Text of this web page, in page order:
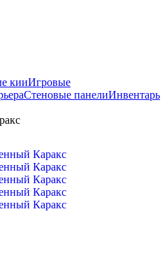
кииИгровые
Стеновые панелиИнвентарь